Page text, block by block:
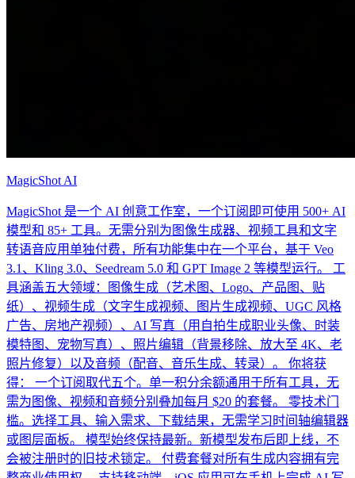
MagicShot AI
MagicShot 是一个 AI 创意工作室，一个订阅即可使用 500+ AI
模型和 85+ 工具。无需分别为图像生成器、视频工具和文字
转语音应用单独付费，所有功能集中在一个平台，基于 Veo
3.1、Kling 3.0、Seedream 5.0 和 GPT Image 2 等模型运行。 工
具涵盖五大领域：图像生成（艺术图、Logo、产品图、贴
纸）、视频生成（文字生成视频、图片生成视频、UGC 风格
广告、房地产视频）、AI 写真（用自拍生成职业头像、时装
模特图、宠物写真）、照片编辑（背景移除、放大至 4K、老
照片修复）以及音频（配音、音乐生成、转录）。 你将获
得： 一个订阅取代五个。单一积分余额通用于所有工具，无
需为图像、视频和音频分别叠加每月 $20 的套餐。 零技术门
槛。选择工具、输入需求、下载结果，无需学习时间轴编辑器
或图层面板。 模型始终保持最新。新模型发布后即上线，不
会被注册时的旧技术锁定。 付费套餐对所有生成内容拥有完